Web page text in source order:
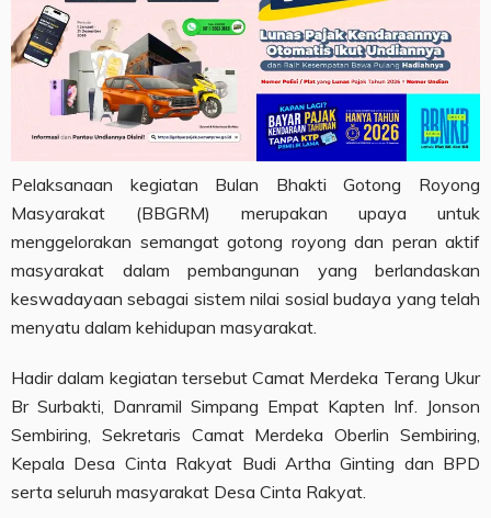
Pelaksanaan kegiatan Bulan Bhakti Gotong Royong
Masyarakat (BBGRM) merupakan upaya untuk
menggelorakan semangat gotong royong dan peran aktif
masyarakat dalam pembangunan yang berlandaskan
keswadayaan sebagai sistem nilai sosial budaya yang telah
menyatu dalam kehidupan masyarakat.
Hadir dalam kegiatan tersebut Camat Merdeka Terang Ukur
Br Surbakti, Danramil Simpang Empat Kapten Inf. Jonson
Sembiring, Sekretaris Camat Merdeka Oberlin Sembiring,
Kepala Desa Cinta Rakyat Budi Artha Ginting dan BPD
serta seluruh masyarakat Desa Cinta Rakyat.